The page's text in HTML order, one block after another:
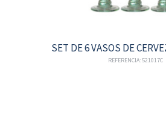
SET DE 6 VASOS DE
REFERENCIA: 521017C